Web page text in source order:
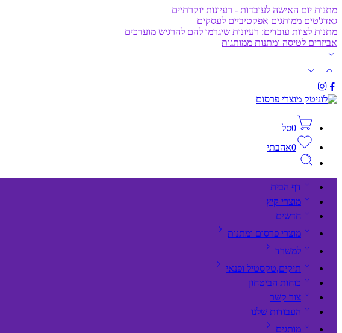
מתנות יום האישה לעובדות - רעיונות יוקרתיים
גאדג'טים ממותגים אפקטיביים לעסקים
מתנות לצוות עובדים: רעיונות שיגרמו להם להרגיש מוערכים
אביזרים לטיסה ומתנות ממותגות
0סל
0אהבתי
דף הבית
מוצרי קיץ
חדשים
מוצרי פרסום ומתנות
למשרד
תיקים,טקסטיל ופנאי
כוחות הביטחון
צור קשר
העבודות שלנו
מותגים